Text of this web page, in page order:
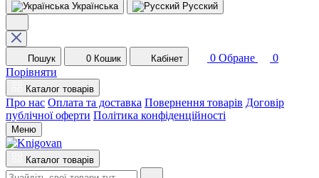
Українська Русский
Пошук 0 Кошик Кабінет 0 Обране
0
Порівняти
Каталог товарів
Про нас Оплата та доставка Повернення товарів Договір
публічної оферти Політика конфіденційності
Меню
Каталог товарів